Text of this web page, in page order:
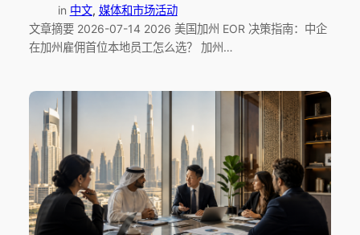
in 中文, 媒体和市场活动
文章摘要 2026-07-14 2026 美国加州 EOR 决策指南：中企
在加州雇佣首位本地员工怎么选？ 加州…